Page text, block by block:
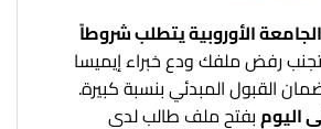
الأوروبية يتطلب شروطاً
رفض ملفك ودع خبراء إيميسا
القبول المبدئي بنسبة كبيرة.
اليومبفتح ملف طالب لدى